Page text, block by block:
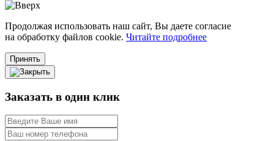
Продолжая использовать наш сайт, Вы даете согласие
на обработку файлов cookie. Читайте подробнее
Принять
Заказать в один клик